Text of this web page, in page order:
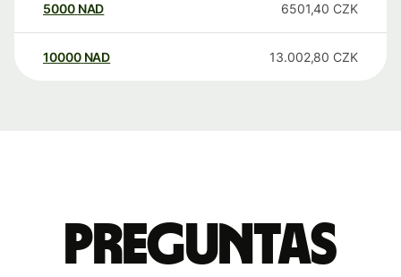
5000 NAD 6501,40 CZK
10000 NAD 13.002,80 CZK
Preguntas